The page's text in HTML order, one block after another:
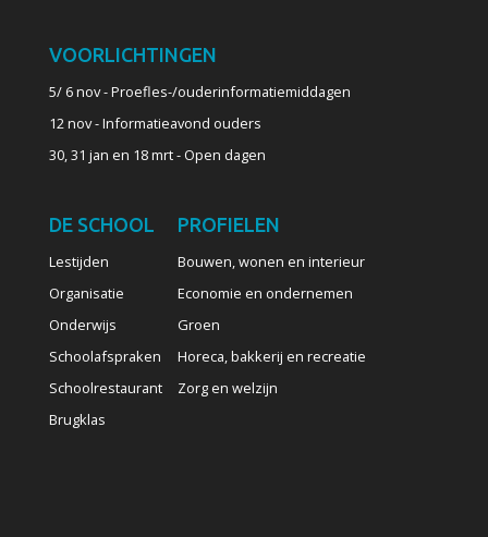
VOORLICHTINGEN
5/ 6 nov - Proefles-/ouderinformatiemiddagen
12 nov - Informatieavond ouders
30, 31 jan en 18 mrt - Open dagen
DE SCHOOL
Lestijden
Organisatie
Onderwijs
Schoolafspraken
Schoolrestaurant
Brugklas
PROFIELEN
Bouwen, wonen en interieur
Economie en ondernemen
Groen
Horeca, bakkerij en recreatie
Zorg en welzijn